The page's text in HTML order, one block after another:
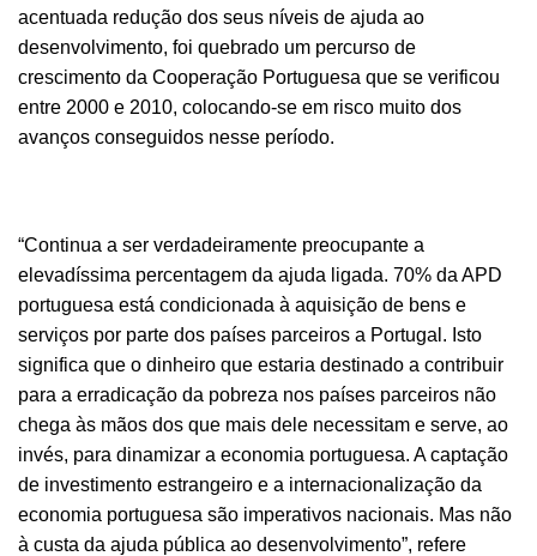
acentuada redução dos seus níveis de ajuda ao
desenvolvimento, foi quebrado um percurso de
crescimento da Cooperação Portuguesa que se verificou
entre 2000 e 2010, colocando-se em risco muito dos
avanços conseguidos nesse período.
“Continua a ser verdadeiramente preocupante a
elevadíssima percentagem da ajuda ligada. 70% da APD
portuguesa está condicionada à aquisição de bens e
serviços por parte dos países parceiros a Portugal. Isto
significa que o dinheiro que estaria destinado a contribuir
para a erradicação da pobreza nos países parceiros não
chega às mãos dos que mais dele necessitam e serve, ao
invés, para dinamizar a economia portuguesa. A captação
de investimento estrangeiro e a internacionalização da
economia portuguesa são imperativos nacionais. Mas não
à custa da ajuda pública ao desenvolvimento”, refere